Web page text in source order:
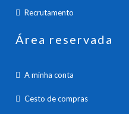
Recrutamento
Área reservada
A minha conta
Cesto de compras